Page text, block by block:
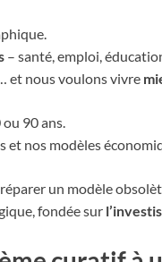
– santé, emploi,
… et nous voulons vivre
90 ans.
nos modèles
un modèle
fondée sur